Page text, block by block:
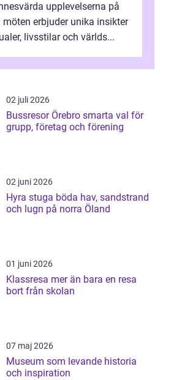
upplevelserna på
möten erbjuder unika insikter
livsstilar och världs...
02 juli 2026
Bussresor Örebro smarta val för
grupp, företag och förening
02 juni 2026
Hyra stuga böda hav, sandstrand
och lugn på norra Öland
01 juni 2026
Klassresa mer än bara en resa
bort från skolan
07 maj 2026
Museum som levande historia
och inspiration